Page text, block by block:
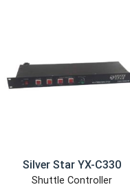
Silver Star YX-C330
Shuttle Controller